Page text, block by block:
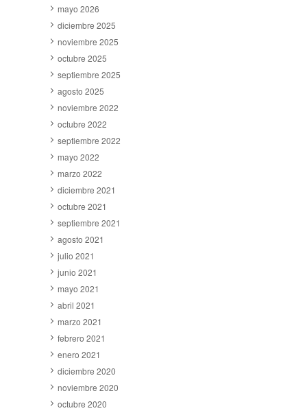
mayo 2026
diciembre 2025
noviembre 2025
octubre 2025
septiembre 2025
agosto 2025
noviembre 2022
octubre 2022
septiembre 2022
mayo 2022
marzo 2022
diciembre 2021
octubre 2021
septiembre 2021
agosto 2021
julio 2021
junio 2021
mayo 2021
abril 2021
marzo 2021
febrero 2021
enero 2021
diciembre 2020
noviembre 2020
octubre 2020